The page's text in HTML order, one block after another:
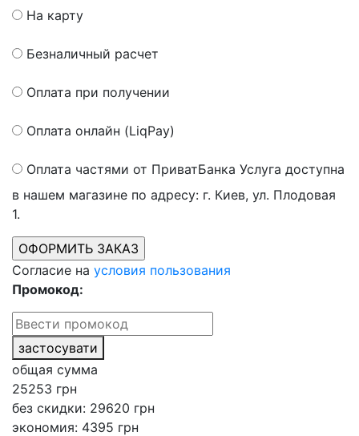
На карту
Безналичный расчет
Оплата при получении
Оплата онлайн (LiqPay)
Оплата частями от ПриватБанка Услуга доступна
в нашем магазине по адресу: г. Киев, ул. Плодовая
1.
Согласие на условия пользования
Промокод:
застосувати
общая сумма
25253 грн
без скидки: 29620 грн
экономия: 4395 грн